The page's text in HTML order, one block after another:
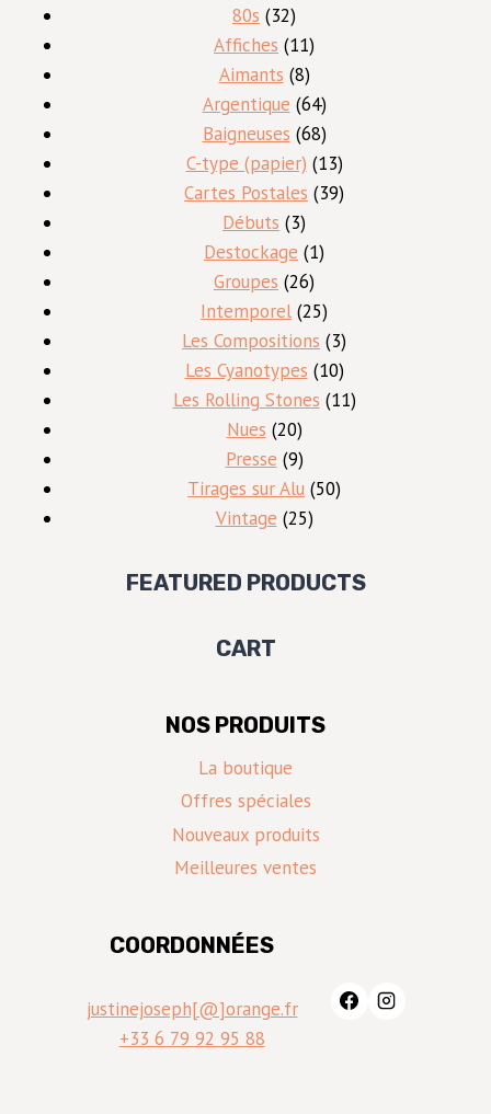
produits
80s 3232
produits
Affiches 1111
produits
Aimants 88
produits
Argentique 6464
produits
Baigneuses 6868
produits
C-type (papier) 1313
produits
Cartes Postales 3939
Débuts 33
produits
Destockage 11
Groupes 2626
produits
Intemporel 2525
produits
Les Compositions 33
produits
Les Cyanotypes 1010
produits
Les Rolling Stones 1111
Nues 2020
produits
Presse 99
produits
Tirages sur Alu 5050
Vintage 2525
FEATURED PRODUCTS
CART
NOS PRODUITS
La boutique
Offres spéciales
Nouveaux produits
Meilleures ventes
COORDONNÉES
justinejoseph[@]orange.fr
+33 6 79 92 95 88